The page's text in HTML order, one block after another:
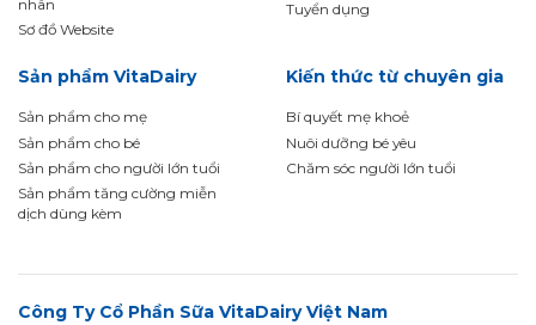
nhân
Sơ đồ Website
Tuyển dụng
Sản phẩm VitaDairy
Sản phẩm cho mẹ
Sản phẩm cho bé
Sản phẩm cho người lớn tuổi
Sản phẩm tăng cường miễn
dịch dùng kèm
Kiến thức từ chuyên gia
Bí quyết mẹ khoẻ
Nuôi dưỡng bé yêu
Chăm sóc người lớn tuổi
Công Ty Cổ Phần Sữa VitaDairy Việt Nam